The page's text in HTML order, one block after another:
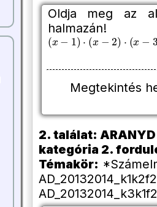
Oldja meg az
halmazán!
(x−1)⋅(x−2 )⋅ x− ) −
Megtekintés
2. találat:
kategória 2.
Témakör: